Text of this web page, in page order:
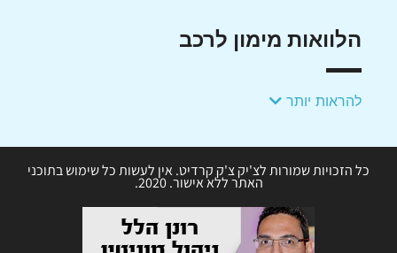
הלוואות מימון לרכב
להראות יותר
כל הזכויות שמורות לצ'יק צ'ק קרדיט. אין לעשות כל שימוש בתוכני
האתר ללא אישור. 2020.